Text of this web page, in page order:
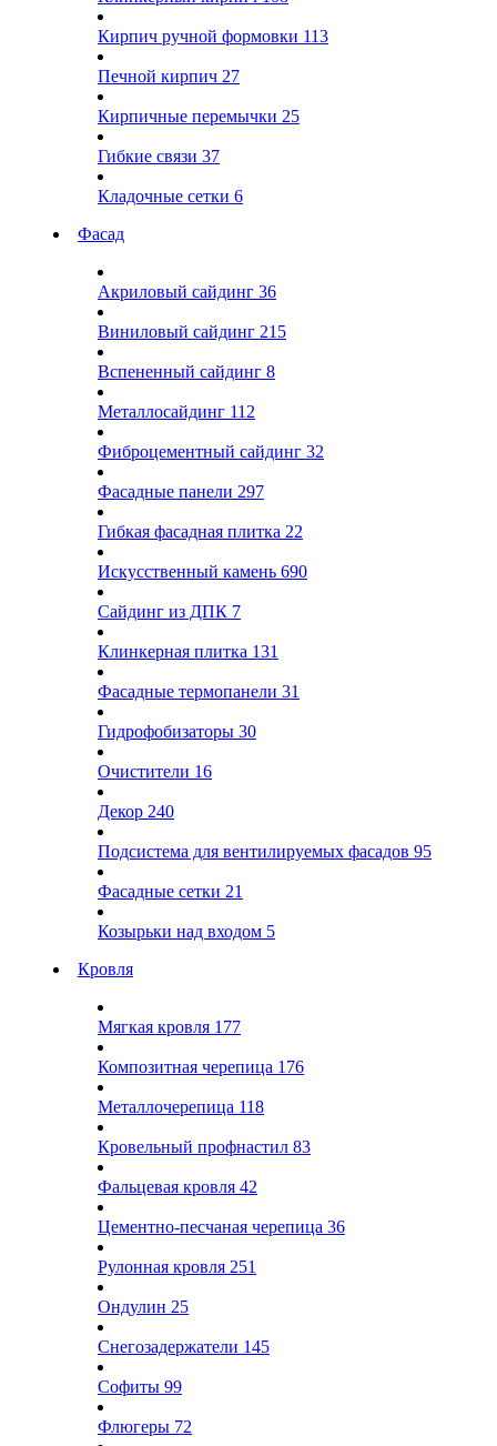
Кирпич ручной формовки 113
Печной кирпич 27
Кирпичные перемычки 25
Гибкие связи 37
Кладочные сетки 6
Фасад
Акриловый сайдинг 36
Виниловый сайдинг 215
Вспененный сайдинг 8
Металлосайдинг 112
Фиброцементный сайдинг 32
Фасадные панели 297
Гибкая фасадная плитка 22
Искусственный камень 690
Сайдинг из ДПК 7
Клинкерная плитка 131
Фасадные термопанели 31
Гидрофобизаторы 30
Очистители 16
Декор 240
Подсистема для вентилируемых фасадов 95
Фасадные сетки 21
Козырьки над входом 5
Кровля
Мягкая кровля 177
Композитная черепица 176
Металлочерепица 118
Кровельный профнастил 83
Фальцевая кровля 42
Цементно-песчаная черепица 36
Рулонная кровля 251
Ондулин 25
Снегозадержатели 145
Софиты 99
Флюгеры 72